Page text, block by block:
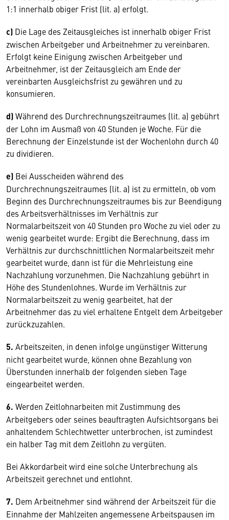
1:1 innerhalb obiger Frist (lit. a) erfolgt.
c) Die Lage des Zeitausgleiches ist innerhalb obiger Frist
zwischen Arbeitgeber und Arbeitnehmer zu vereinbaren.
Erfolgt keine Einigung zwischen Arbeitgeber und
Arbeitnehmer, ist der Zeitausgleich am Ende der
vereinbarten Ausgleichsfrist zu gewähren und zu
konsumieren.
d)Während des Durchrechnungszeitraumes (lit. a) gebührt
der Lohn im Ausmaß von 40 Stunden je Woche. Für die
Berechnung der Einzelstunde ist der Wochenlohn durch 40
zu dividieren.
e) Bei Ausscheiden während des
Durchrechnungszeitraumes (lit. a) ist zu ermitteln, ob vom
Beginn des Durchrechnungszeitraumes bis zur Beendigung
des Arbeitsverhältnisses im Verhältnis zur
Normalarbeitszeit von 40 Stunden pro Woche zu viel oder zu
wenig gearbeitet wurde: Ergibt die Berechnung, dass im
Verhältnis zur durchschnittlichen Normalarbeitszeit mehr
gearbeitet wurde, dann ist für die Mehrleistung eine
Nachzahlung vorzunehmen. Die Nachzahlung gebührt in
Höhe des Stundenlohnes. Wurde im Verhältnis zur
Normalarbeitszeit zu wenig gearbeitet, hat der
Arbeitnehmer das zu viel erhaltene Entgelt dem Arbeitgeber
zurückzuzahlen.
5. Arbeitszeiten, in denen infolge ungünstiger Witterung
nicht gearbeitet wurde, können ohne Bezahlung von
Überstunden innerhalb der folgenden sieben Tage
eingearbeitet werden.
6. Werden Zeitlohnarbeiten mit Zustimmung des
Arbeitgebers oder seines beauftragten Aufsichtsorgans bei
anhaltendem Schlechtwetter unterbrochen, ist zumindest
ein halber Tag mit dem Zeitlohn zu vergüten.
Bei Akkordarbeit wird eine solche Unterbrechung als
Arbeitszeit gerechnet und entlohnt.
7. Dem Arbeitnehmer sind während der Arbeitszeit für die
Einnahme der Mahlzeiten angemessene Arbeitspausen im